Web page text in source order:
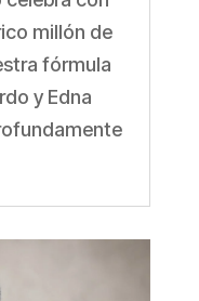
millón de
fórmula
y Edna